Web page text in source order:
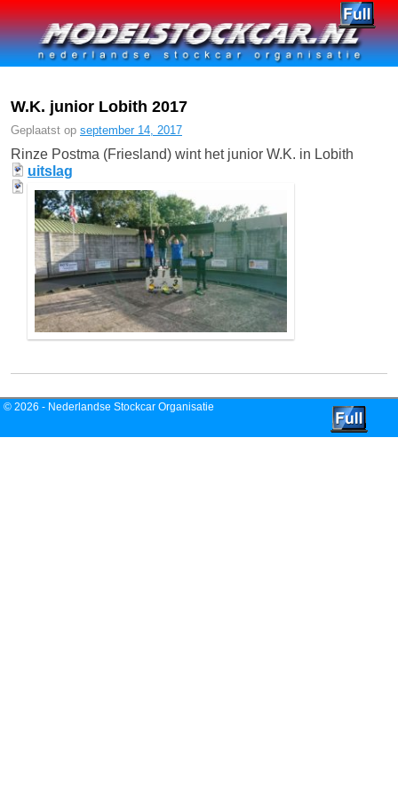
W.K. junior Lobith 2017
Geplaatst op september 14, 2017
Rinze Postma (Friesland) wint het junior W.K. in Lobith
uitslag
© 2026 - Nederlandse Stockcar Organisatie